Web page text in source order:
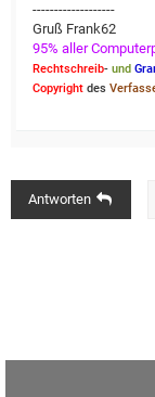
-------------------
Gruß Frank62
95% aller
Rechtschreib- und
Copyright des
Antworten